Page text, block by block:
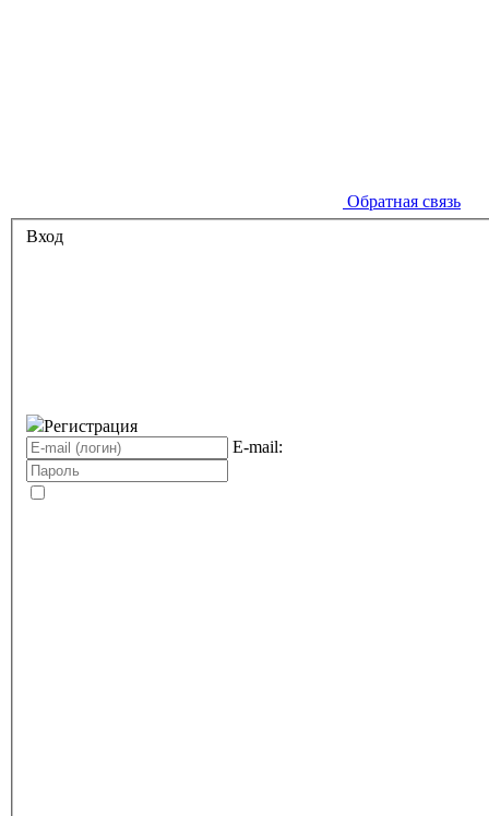
Обратная связь
Вход
Регистрация
E-mail: